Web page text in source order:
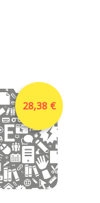
28,38 €